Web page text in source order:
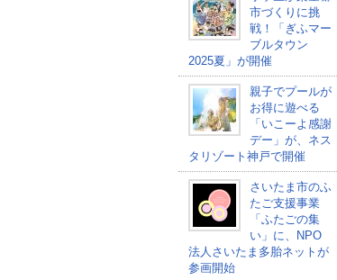
市づくりに挑
戦！「ぎふマー
ブルタウン
2025夏」が開催
親子でプールが
お得に遊べる
「いこーよ感謝
デー」が、ネス
タリゾート神戸で開催
さいたま市のふ
たご支援事業
「ふたごの集
い」に、NPO
法人さいたま多胎ネットが
参画開始